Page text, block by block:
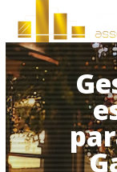
content
Open
mobile
menu
Close
mobile
menu